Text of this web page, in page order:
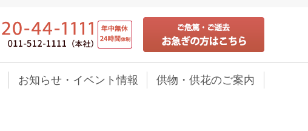
お知らせ・イベント情報 供物・供花のご案内